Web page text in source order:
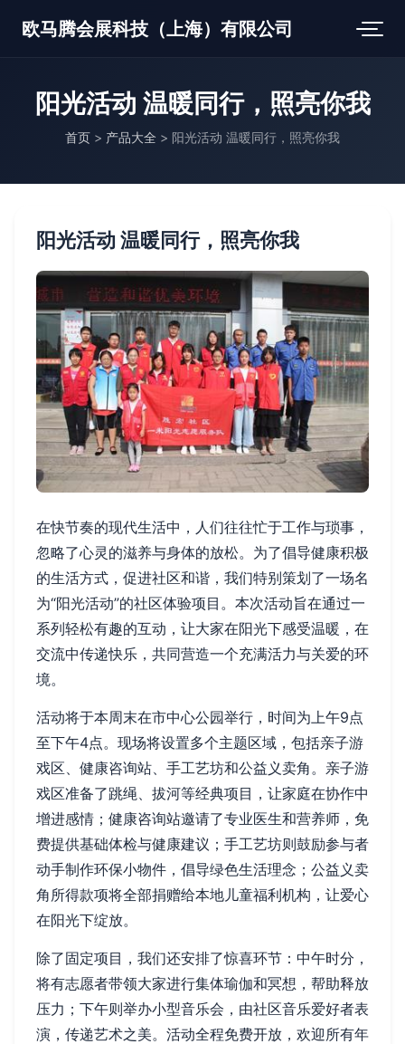
欧马腾会展科技（上海）有限公司
阳光活动 温暖同行，照亮你我
首页 > 产品大全 > 阳光活动 温暖同行，照亮你我
阳光活动 温暖同行，照亮你我
在快节奏的现代生活中，人们往往忙于工作与琐事，
忽略了心灵的滋养与身体的放松。为了倡导健康积极
的生活方式，促进社区和谐，我们特别策划了一场名
为“阳光活动”的社区体验项目。本次活动旨在通过一
系列轻松有趣的互动，让大家在阳光下感受温暖，在
交流中传递快乐，共同营造一个充满活力与关爱的环
境。
活动将于本周末在市中心公园举行，时间为上午9点
至下午4点。现场将设置多个主题区域，包括亲子游
戏区、健康咨询站、手工艺坊和公益义卖角。亲子游
戏区准备了跳绳、拔河等经典项目，让家庭在协作中
增进感情；健康咨询站邀请了专业医生和营养师，免
费提供基础体检与健康建议；手工艺坊则鼓励参与者
动手制作环保小物件，倡导绿色生活理念；公益义卖
角所得款项将全部捐赠给本地儿童福利机构，让爱心
在阳光下绽放。
除了固定项目，我们还安排了惊喜环节：中午时分，
将有志愿者带领大家进行集体瑜伽和冥想，帮助释放
压力；下午则举办小型音乐会，由社区音乐爱好者表
演，传递艺术之美。活动全程免费开放，欢迎所有年